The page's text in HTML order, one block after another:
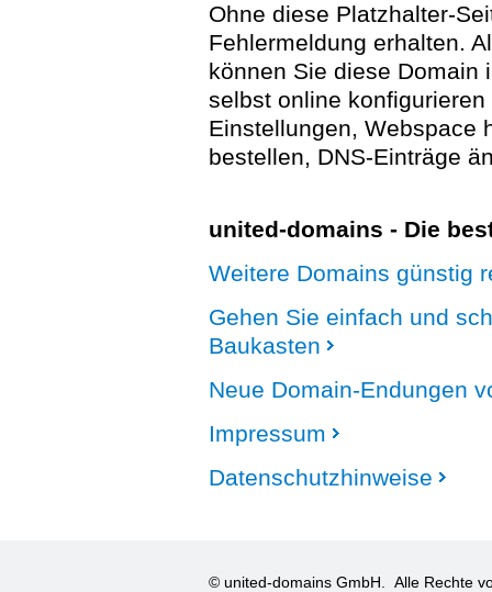
Ohne diese Platzhalter-
Fehlermeldung erhalten.
können Sie diese Domain
selbst online
Einstellungen, Webspace
bestellen, DNS-Einträge
united-domains - Die
Weitere Domains günstig
Gehen Sie einfach und
Baukasten
Neue Domain-Endungen
Impressum
Datenschutzhinweise
© united-domains GmbH. Alle Rechte